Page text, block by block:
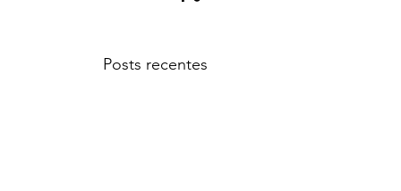
Posts recentes